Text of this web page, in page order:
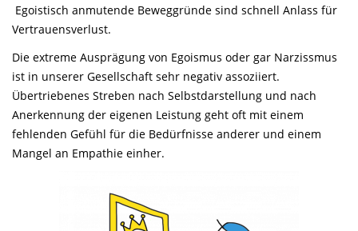
Egoistisch anmutende Beweggründe sind schnell Anlass für
Vertrauensverlust.
Die extreme Ausprägung von Egoismus oder gar Narzissmus
ist in unserer Gesellschaft sehr negativ assoziiert.
Übertriebenes Streben nach Selbstdarstellung und nach
Anerkennung der eigenen Leistung geht oft mit einem
fehlenden Gefühl für die Bedürfnisse anderer und einem
Mangel an Empathie einher.